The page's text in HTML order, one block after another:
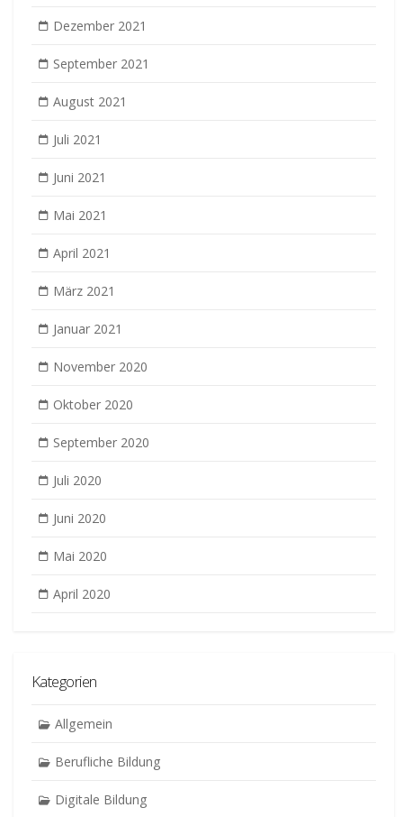
Dezember 2021
September 2021
August 2021
Juli 2021
Juni 2021
Mai 2021
April 2021
März 2021
Januar 2021
November 2020
Oktober 2020
September 2020
Juli 2020
Juni 2020
Mai 2020
April 2020
Kategorien
Allgemein
Berufliche Bildung
Digitale Bildung